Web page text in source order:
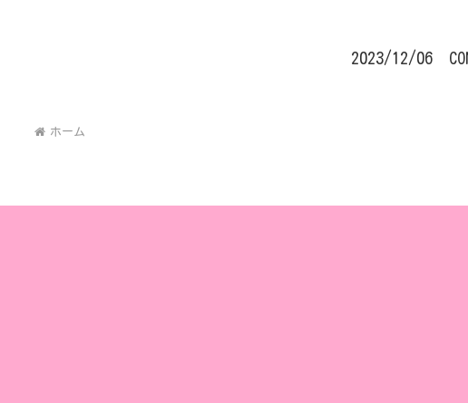
2023/12/06
ホーム